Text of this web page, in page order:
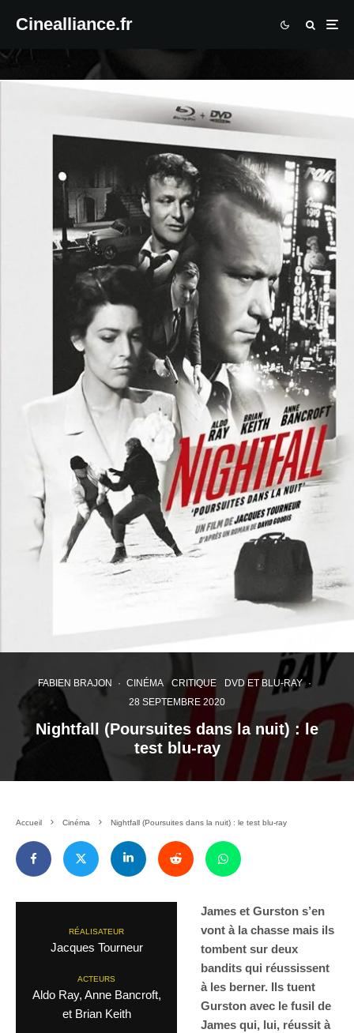
Cinealliance.fr
FABIEN BRAJON · CINÉMA CRITIQUE DVD ET BLU-RAY
·
28 SEPTEMBRE 2020
Nightfall (Poursuites dans la nuit) : le
test blu-ray
Accueil Cinéma Nightfall (Poursuites dans la nuit) : le test blu-ray
RÉALISATEUR
Jacques Tourneur
ACTEURS
Aldo Ray, Anne Bancroft,
et Brian Keith
James et Gurston s’en
vont à la chasse mais ils
tombent sur deux
bandits qui réussissent
à les berner. Ils tuent
Gurston avec le fusil de
James qui, lui, réussit à